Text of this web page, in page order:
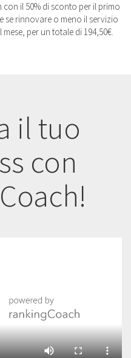
il 50% di sconto per il primo
se rinnovare o meno il servizio
per un totale di 194,50€.
il tuo
con